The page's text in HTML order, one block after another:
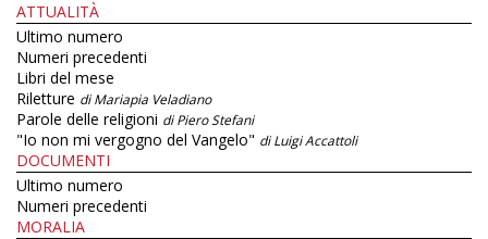
ATTUALITÀ
Ultimo numero
Numeri precedenti
Libri del mese
Riletture di Mariapia Veladiano
Parole delle religioni di Piero Stefani
"Io non mi vergogno del Vangelo" di Luigi Accattoli
DOCUMENTI
Ultimo numero
Numeri precedenti
MORALIA